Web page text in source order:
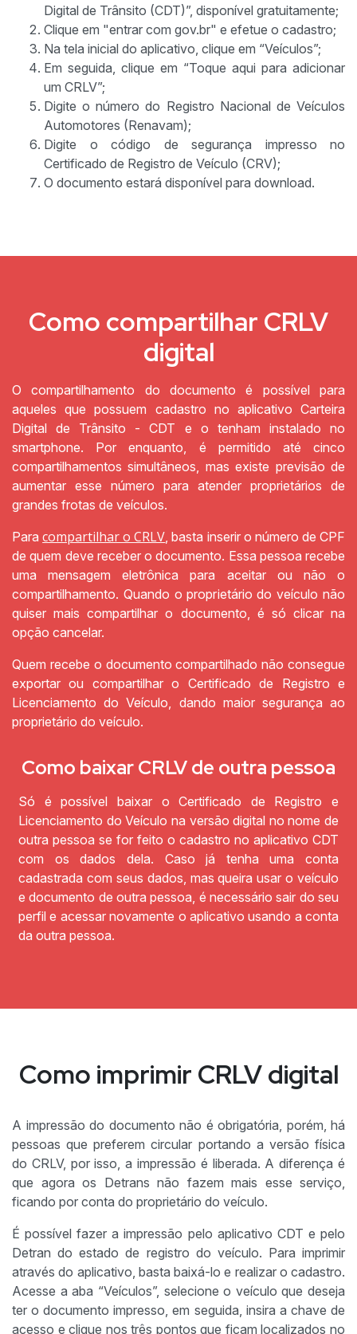
Digital de Trânsito (CDT)”, disponível gratuitamente;
Clique em "entrar com gov.br" e efetue o cadastro;
Na tela inicial do aplicativo, clique em “Veículos”;
Em seguida, clique em “Toque aqui para adicionar
um CRLV”;
Digite o número do Registro Nacional de Veículos
Automotores (Renavam);
Digite o código de segurança impresso no
Certificado de Registro de Veículo (CRV);
O documento estará disponível para download.
Como compartilhar CRLV
digital
O compartilhamento do documento é possível para
aqueles que possuem cadastro no aplicativo Carteira
Digital de Trânsito - CDT e o tenham instalado no
smartphone. Por enquanto, é permitido até cinco
compartilhamentos simultâneos, mas existe previsão de
aumentar esse número para atender proprietários de
grandes frotas de veículos.
Paracompartilhar o CRLV, basta inserir o número de CPF
de quem deve receber o documento. Essa pessoa recebe
uma mensagem eletrônica para aceitar ou não o
compartilhamento. Quando o proprietário do veículo não
quiser mais compartilhar o documento, é só clicar na
opção cancelar.
Quem recebe o documento compartilhado não consegue
exportar ou compartilhar o Certificado de Registro e
Licenciamento do Veículo, dando maior segurança ao
proprietário do veículo.
Como baixar CRLV de outra pessoa
Só é possível baixar o Certificado de Registro e
Licenciamento do Veículo na versão digital no nome de
outra pessoa se for feito o cadastro no aplicativo CDT
com os dados dela. Caso já tenha uma conta
cadastrada com seus dados, mas queira usar o veículo
e documento de outra pessoa, é necessário sair do seu
perfil e acessar novamente o aplicativo usando a conta
da outra pessoa.
Como imprimir CRLV digital
A impressão do documento não é obrigatória, porém, há
pessoas que preferem circular portando a versão física
do CRLV, por isso, a impressão é liberada. A diferença é
que agora os Detrans não fazem mais esse serviço,
ficando por conta do proprietário do veículo.
É possível fazer a impressão pelo aplicativo CDT e pelo
Detran do estado de registro do veículo. Para imprimir
através do aplicativo, basta baixá-lo e realizar o cadastro.
Acesse a aba “Veículos”, selecione o veículo que deseja
ter o documento impresso, em seguida, insira a chave de
acesso e clique nos três pontos que ficam localizados no